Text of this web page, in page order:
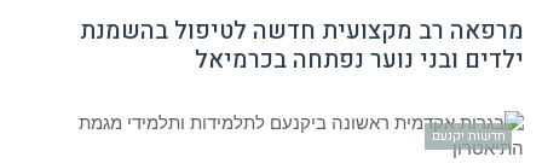
מרפאה רב מקצועית חדשה לטיפול בהשמנת
ילדים ובני נוער נפתחה בכרמיאל
חדשות יקנעם